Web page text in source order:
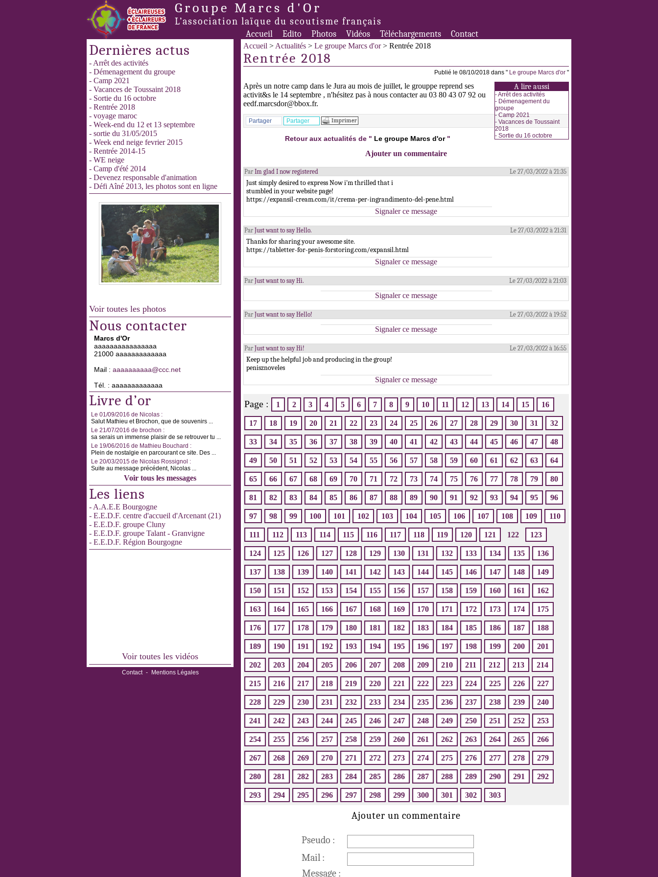
Groupe Marcs d'Or
L’association laïque du scoutisme français
Accueil Edito Photos Vidéos Téléchargements Contact
Dernières actus
- Arrêt des activités
- Démenagement du groupe
- Camp 2021
- Vacances de Toussaint 2018
- Sortie du 16 octobre
- Rentrée 2018
- voyage maroc
- Week-end du 12 et 13 septembre
- sortie du 31/05/2015
- Week end neige fevrier 2015
- Rentrée 2014-15
- WE neige
- Camp d'été 2014
- Devenez responsable d'animation
- Défi Aîné 2013, les photos sont en ligne
Voir toutes les photos
Nous contacter
Marcs d'Or
aaaaaaaaaaaaaaaa
21000 aaaaaaaaaaaaa
Mail : aaaaaaaaaa@ccc.net
Tél. : aaaaaaaaaaaaa
Livre d’or
Le 01/09/2016 de Nicolas :
Salut Mathieu et Brochon, que de souvenirs ...
Le 21/07/2016 de brochon :
sa serais un immense plaisir de se retrouver tu ...
Le 19/06/2016 de Mathieu Bouchard :
Plein de nostalgie en parcourant ce site. Des ...
Le 20/03/2015 de Nicolas Rossignol :
Suite au message précédent, Nicolas ...
Voir tous les messages
Les liens
- A.A.E.E Bourgogne
- E.E.D.F. centre d'accueil d'Arcenant (21)
- E.E.D.F. groupe Cluny
- E.E.D.F. groupe Talant - Granvigne
- E.E.D.F. Région Bourgogne
Voir toutes les vidéos
Contact - Mentions Légales
Accueil > Actualités > Le groupe Marcs d'or> Rentrée 2018
Rentrée 2018
Publié le 08/10/2018 dans " Le groupe Marcs d'or "
A lire aussi
-Arrêt des activités
- Démenagement du
groupe
-Camp 2021
- Vacances de Toussaint
2018
- Sortie du 16 octobre
Après un notre camp dans le Jura au mois de juillet, le grouppe reprend ses
activit&s le 14 septembre , n'hésitez pas à nous contacter au 03 80 43 07 92 ou
eedf.marcsdor@bbox.fr.
Partager Partager
Retour aux actualités de " Le groupe Marcs d'or"
Ajouter un commentaire
Par Im glad I now registered Le 27/03/2022 à 21:35
Just simply desired to express Now i'm thrilled that i
stumbled in your website page!
https://expansil-cream.com/it/crema-per-ingrandimento-del-pene.html
Signaler ce message
Par Just want to say Hello. Le 27/03/2022 à 21:31
Thanks for sharing your awesome site.
https://tabletter-for-penis-forstoring.com/expansil.html
Signaler ce message
Par Just want to say Hi. Le 27/03/2022 à 21:03
Signaler ce message
Par Just want to say Hello! Le 27/03/2022 à 19:52
Signaler ce message
Par Just want to say Hi! Le 27/03/2022 à 16:55
Keep up the helpful job and producing in the group!
penisznoveles
Signaler ce message
Page : 1 2 3 4 5 6 7 8 9 10 11 12 13 14 15 16
17 18 19 20 21 22 23 24 25 26 27 28 29 30 31 32
33 34 35 36 37 38 39 40 41 42 43 44 45 46 47 48
49 50 51 52 53 54 55 56 57 58 59 60 61 62 63 64
65 66 67 68 69 70 71 72 73 74 75 76 77 78 79 80
81 82 83 84 85 86 87 88 89 90 91 92 93 94 95 96
97 98 99 100 101 102 103 104 105 106 107 108 109 110
111 112 113 114 115 116 117 118 119 120 121 122 123
124 125 126 127 128 129 130 131 132 133 134 135 136
137 138 139 140 141 142 143 144 145 146 147 148 149
150 151 152 153 154 155 156 157 158 159 160 161 162
163 164 165 166 167 168 169 170 171 172 173 174 175
176 177 178 179 180 181 182 183 184 185 186 187 188
189 190 191 192 193 194 195 196 197 198 199 200 201
202 203 204 205 206 207 208 209 210 211 212 213 214
215 216 217 218 219 220 221 222 223 224 225 226 227
228 229 230 231 232 233 234 235 236 237 238 239 240
241 242 243 244 245 246 247 248 249 250 251 252 253
254 255 256 257 258 259 260 261 262 263 264 265 266
267 268 269 270 271 272 273 274 275 276 277 278 279
280 281 282 283 284 285 286 287 288 289 290 291 292
293 294 295 296 297 298 299 300 301 302 303
Ajouter un commentaire
Pseudo :
Mail :
Message :